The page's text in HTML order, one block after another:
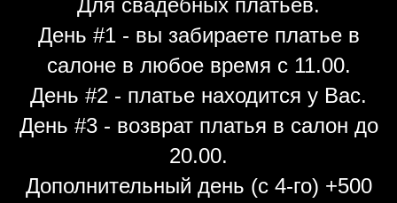
Для свадебных платьев.
День #1 - вы забираете платье в
салоне в любое время с 11.00.
День #2 - платье находится у Вас.
День #3 - возврат платья в салон до
20.00.
Дополнительный день (с 4-го) +500